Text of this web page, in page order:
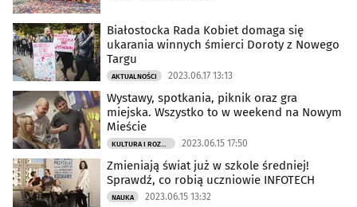
Białostocka Rada Kobiet domaga się
ukarania winnych śmierci Doroty z Nowego
Targu
AKTUALNOŚCI 2023.06.17 13:13
Wystawy, spotkania, piknik oraz gra
miejska. Wszystko to w weekend na Nowym
Mieście
KULTURA I ROZRYWKA 2023.06.15 17:50
Zmieniają świat już w szkole średniej!
Sprawdź, co robią uczniowie INFOTECH
NAUKA 2023.06.15 13:32